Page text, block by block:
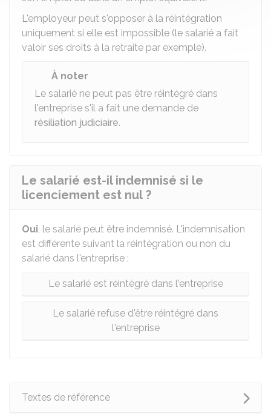
L'employeur peut s'opposer à la réintégration
uniquement si elle est impossible (le salarié a fait
valoir ses droits à la retraite par exemple).
À noter
Le salarié ne peut pas être réintégré dans
l'entreprise s'il a fait une demande de
résiliation judiciaire.
Le salarié est-il indemnisé si le
licenciement est nul ?
Oui, le salarié peut être indemnisé. L'indemnisation
est différente suivant la réintégration ou non du
salarié dans l'entreprise :
Le salarié est réintégré dans l'entreprise
Le salarié refuse d'être réintégré dans
l'entreprise
Textes de référence